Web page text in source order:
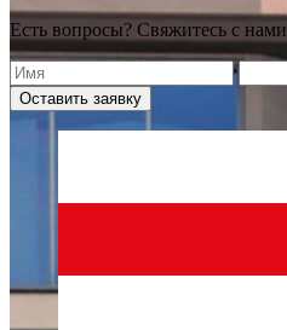
Есть вопросы? Свяжитесь с нами